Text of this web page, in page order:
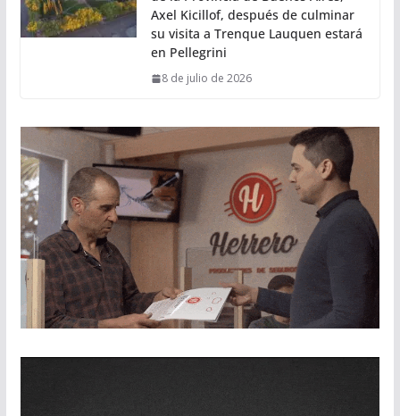
Axel Kicillof, después de culminar
su visita a Trenque Lauquen estará
en Pellegrini
8 de julio de 2026